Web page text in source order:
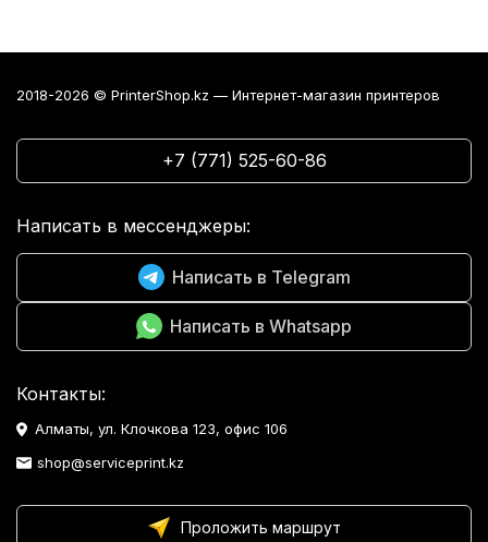
2018-2026 © PrinterShop.kz — Интернет-магазин принтеров
+7 (771) 525-60-86
Написать в мессенджеры:
Написать в Telegram
Написать в Whatsapp
Контакты:
Алматы, ул. Клочкова 123, офис 106
shop@serviceprint.kz
Проложить маршрут